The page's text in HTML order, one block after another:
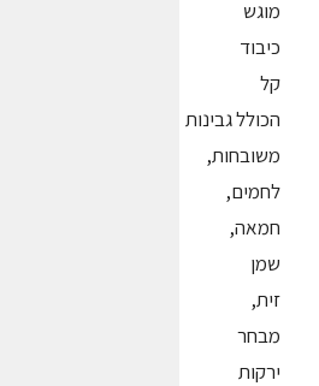
מוגש
כיבוד
קל
הכולל גבינות
משובחות,
לחמים,
חמאה,
שמן
זית,
מבחר
ירקות